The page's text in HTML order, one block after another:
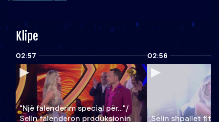
Klipe
02:57
"Një falenderim special për…"/
Selin falënderon produksionin
02:56
Selin shpallet